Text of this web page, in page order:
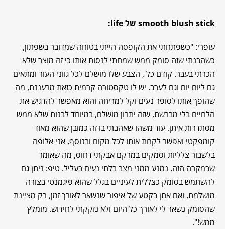
smooth blush stick של life:
עופרי: "כשפתחתי את הקופסה הייתי בטוחה שמדובר בשפתון,
כשהבנתי שזה סומק ממש שמחתי לנסות אותו כי זה מוצר שלא
הכרתי בעבר. קודם כל , הצבע שלו מושלם לכל גווני העור ומתאים
גם ליום יום וגם לערב. יש לו טקסטורה קרמית כזאת מרעננת, מה
שהופך אותו לסופר נעים וקל למריחה והוא מאפשר להדגיש את
הלחיים בלי מברשת, שזה יתרון מושלם, במיוחד לבנות שלא ממש
מסתדרות איתן. עוד משהו שאהבתי בו זה כמובן שהוא מאוד
קומפקטי ואפשר לקחת אותו לכל מקום ובנוסף, אני אלופה
בלשבור צלליות וסמקים במרקם אבקתי דחוס, מה שאומר
שבמקרה הזה, נמנע ממני מצב בלתי נעים בעליל. טיפ: ניתן גם
להשתמש בסומק כצללית לעיניים בגלל שהוא פיגמנטי בצורה
מושלמת, ואם אתן בקטע של איפור שנשאר לאורך זמן, רק מציינת
שהסומק נשאר לי לאורך כל היום ולא נזקקתי לחידוש. מומלץ
ממש!".